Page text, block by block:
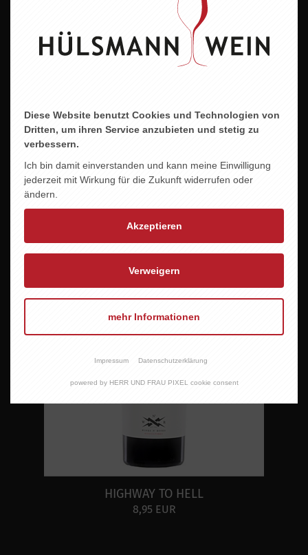
Allergene
Enthält Sulfite
ZU DIESEM PRODUKT PASST ...
HIGHWAY TO HELL
8,95 EUR
Diese Website benutzt Cookies und Technologien von
Dritten, um ihren Service anzubieten und stetig zu
verbessern.
Ich bin damit einverstanden und kann meine Einwilligung
jederzeit mit Wirkung für die Zukunft widerrufen oder
ändern.
Akzeptieren
Verweigern
mehr Informationen
Impressum Datenschutzerklärung
powered by HERR UND FRAU PIXEL cookie consent